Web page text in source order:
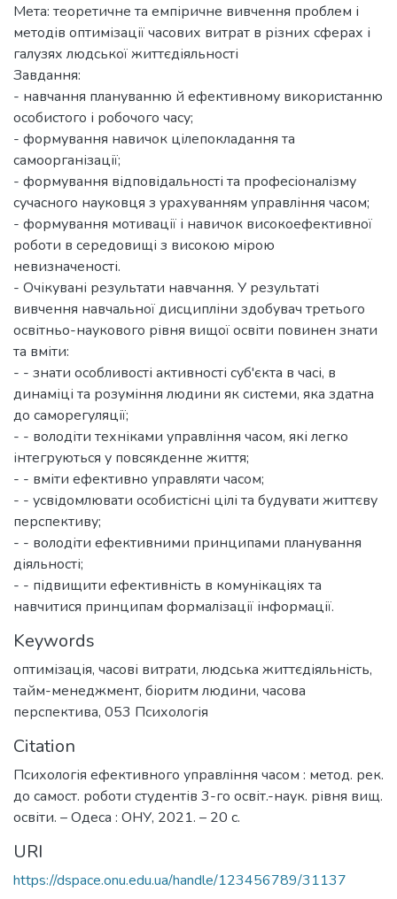
Мета: теоретичне та емпіричне вивчення проблем і
методів оптимізації часових витрат в різних сферах і
галузях людської життєдіяльності
Завдання:
- навчання плануванню й ефективному використанню
особистого і робочого часу;
- формування навичок цілепокладання та
самоорганізації;
- формування відповідальності та професіоналізму
сучасного науковця з урахуванням управління часом;
- формування мотивації і навичок високоефективної
роботи в середовищі з високою мірою
невизначеності.
- Очікувані результати навчання. У результаті
вивчення навчальної дисципліни здобувач третього
освітньо-наукового рівня вищої освіти повинен знати
та вміти:
- - знати особливості активності суб'єкта в часі, в
динаміці та розуміння людини як системи, яка здатна
до саморегуляції;
- - володіти техніками управління часом, які легко
інтегруються у повсякденне життя;
- - вміти ефективно управляти часом;
- - усвідомлювати особистісні цілі та будувати життєву
перспективу;
- - володіти ефективними принципами планування
діяльності;
- - підвищити ефективність в комунікаціях та
навчитися принципам формалізації інформації.
Keywords
оптимізація, часові витрати, людська життєдіяльність,
тайм-менеджмент, біоритм людини, часова
перспектива, 053 Психологія
Citation
Психологія ефективного управління часом : метод. рек.
до самост. роботи студентів 3-го освіт.-наук. рівня вищ.
освіти. – Одеса : ОНУ, 2021. – 20 с.
URI
https://dspace.onu.edu.ua/handle/123456789/31137